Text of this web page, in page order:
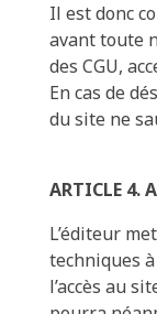
Il est donc
avant toute
des CGU,
En cas de
du site ne
ARTICLE 4.
L’éditeur
techniques
l’accès au